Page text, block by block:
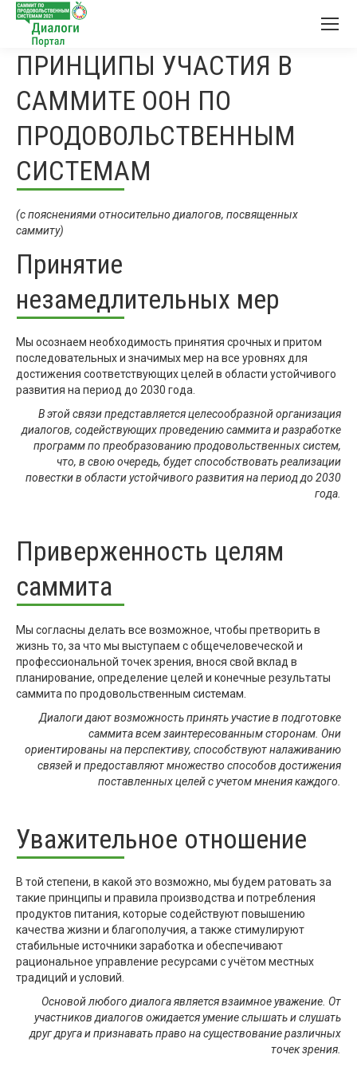
ПРИНЦИПЫ УЧАСТИЯ В
САММИТЕ ООН ПО
ПРОДОВОЛЬСТВЕННЫМ
СИСТЕМАМ
(с пояснениями относительно диалогов, посвященных
саммиту)
Принятие
незамедлительных мер
Мы осознаем необходимость принятия срочных и притом
последовательных и значимых мер на все уровнях для
достижения соответствующих целей в области устойчивого
развития на период до 2030 года.
В этой связи представляется целесообразной организация
диалогов, содействующих проведению саммита и разработке
программ по преобразованию продовольственных систем,
что, в свою очередь, будет способствовать реализации
повестки в области устойчивого развития на период до 2030
года.
Приверженность целям
саммита
Мы согласны делать все возможное, чтобы претворить в
жизнь то, за что мы выступаем с общечеловеческой и
профессиональной точек зрения, внося свой вклад в
планирование, определение целей и конечные результаты
саммита по продовольственным системам.
Диалоги дают возможность принять участие в подготовке
саммита всем заинтересованным сторонам. Они
ориентированы на перспективу, способствуют налаживанию
связей и предоставляют множество способов достижения
поставленных целей с учетом мнения каждого.
Уважительное отношение
В той степени, в какой это возможно, мы будем ратовать за
такие принципы и правила производства и потребления
продуктов питания, которые содействуют повышению
качества жизни и благополучия, а также стимулируют
стабильные источники заработка и обеспечивают
рациональное управление ресурсами с учётом местных
традиций и условий.
Основой любого диалога является взаимное уважение. От
участников диалогов ожидается умение слышать и слушать
друг друга и признавать право на существование различных
точек зрения.